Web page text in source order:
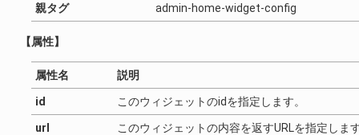
親タグ admin-home-widget-config
【属性】
属性名 説明
id このウィジェットのidを指定します。
url このウィジェットの内容を返すURLを指定しま